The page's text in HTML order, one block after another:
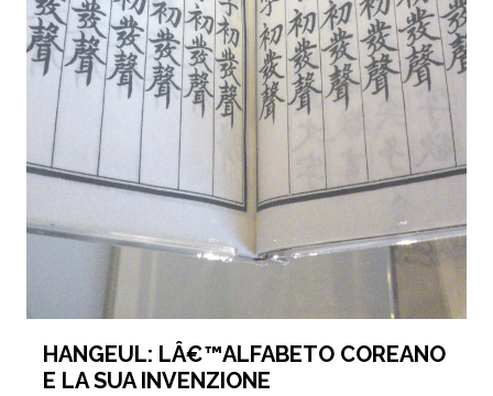
HANGEUL: LÂ€™ALFABETO COREANO
E LA SUA INVENZIONE